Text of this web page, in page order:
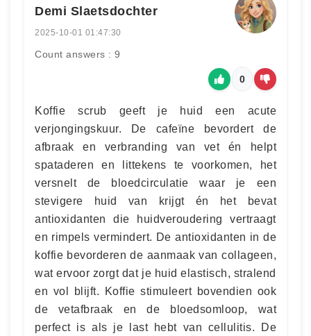
Demi Slaetsdochter
2025-10-01 01:47:30
Count answers : 9
0
Koffie scrub geeft je huid een acute
verjongingskuur. De cafeïne bevordert de
afbraak en verbranding van vet én helpt
spataderen en littekens te voorkomen, het
versnelt de bloedcirculatie waar je een
stevigere huid van krijgt én het bevat
antioxidanten die huidveroudering vertraagt
en rimpels vermindert. De antioxidanten in de
koffie bevorderen de aanmaak van collageen,
wat ervoor zorgt dat je huid elastisch, stralend
en vol blijft. Koffie stimuleert bovendien ook
de vetafbraak en de bloedsomloop, wat
perfect is als je last hebt van cellulitis. De